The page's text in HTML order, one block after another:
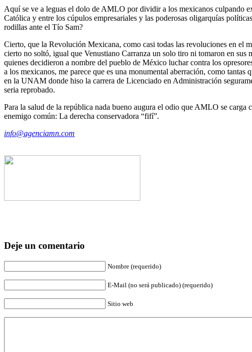
Aquí se ve a leguas el dolo de AMLO por dividir a los mexicanos culpando
Católica y entre los cúpulos empresariales y las poderosas oligarquías
rodillas ante el Tío Sam?
Cierto, que la Revolución Mexicana, como casi todas las revoluciones en el
cierto no soltó, igual que Venustiano Carranza un solo tiro ni tomaron en
quienes decidieron a nombre del pueblo de México luchar contra los
a los mexicanos, me parece que es una monumental aberración, como
en la UNAM donde hiso la carrera de Licenciado en Administración
seria reprobado.
Para la salud de la república nada bueno augura el odio que AMLO se
enemigo común: La derecha conservadora “fifí”.
info@agenciamn.com
Deje un comentario
Nombre (requerido)
E-Mail (no será publicado) (requerido)
Sitio web